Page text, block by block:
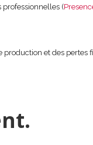
(
production et des pertes